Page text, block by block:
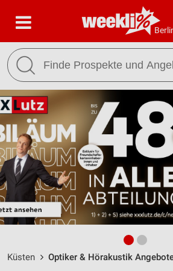
Küsten Optiker & Hörakustik Angebote,